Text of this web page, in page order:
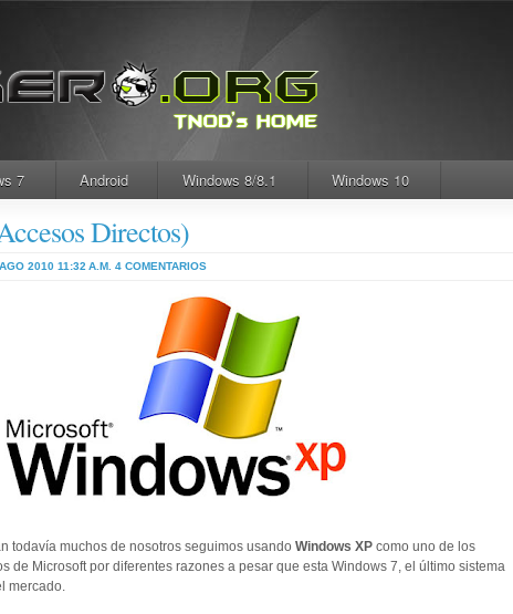
7 Android Windows 8/8.1 Windows 10
Directos)
2010 11:32 A.M. 4 COMENTARIOS
todavía muchos de nosotros seguimos usando Windows XP como uno de los
de Microsoft por diferentes razones a pesar que esta Windows 7, el último sistema
mercado.